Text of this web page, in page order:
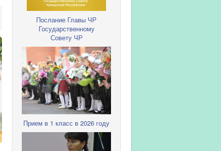
Послание Главы ЧР
Государственному
Совету ЧР
Прием в 1 класс в 2026 году